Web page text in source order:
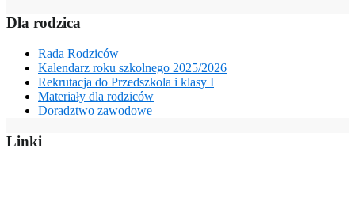
Dla rodzica
Rada Rodziców
Kalendarz roku szkolnego 2025/2026
Rekrutacja do Przedszkola i klasy I
Materiały dla rodziców
Doradztwo zawodowe
Linki